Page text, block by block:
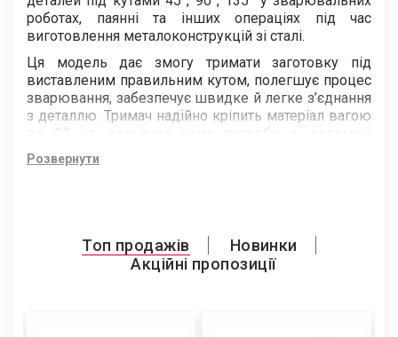
роботах, паянні та інших операціях під час
виготовлення металоконструкцій зі сталі.
Ця модель дає змогу тримати заготовку під
виставленим правильним кутом, полегшує процес
зварювання, забезпечує швидке й легке з’єднання
з деталлю. Тримач надійно кріпить матеріал вагою
до 23 кг, водночас нема потреби в допомозі
сторонньої людини.
Розвернути
Топ продажів
Новинки
Акційні пропозиції